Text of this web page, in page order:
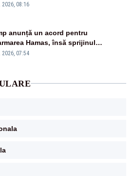
2026, 08:16
anunță un acord pentru
Hamas, însă sprijinul
rămâne incert
2026, 07:54